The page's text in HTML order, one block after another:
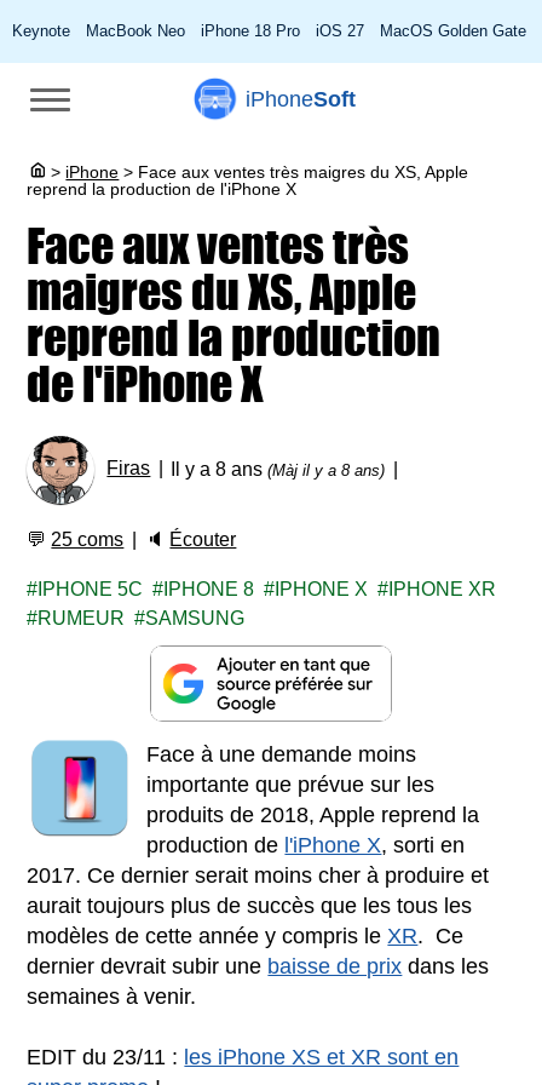
Keynote MacBook Neo iPhone 18 Pro iOS 27 MacOS Golden Gate
iPhoneSoft
> iPhone > Face aux ventes très maigres du XS, Apple
reprend la production de l'iPhone X
Face aux ventes très
maigres du XS, Apple
reprend la production
de l'iPhone X
Firas Il y a 8 ans(Màj il y a 8 ans)
💬 25 coms 🔈 Écouter
IPHONE 5C IPHONE 8 IPHONE X
IPHONE XR
RUMEUR
SAMSUNG
Face à une demande moins
importante que prévue sur les
produits de 2018, Apple reprend la
production de l'iPhone X, sorti en
2017. Ce dernier serait moins cher à produire et
aurait toujours plus de succès que les tous les
modèles de cette année y compris le XR. Ce
dernier devrait subir une baisse de prix dans les
semaines à venir.
EDIT du 23/11 : les iPhone XS et XR sont en